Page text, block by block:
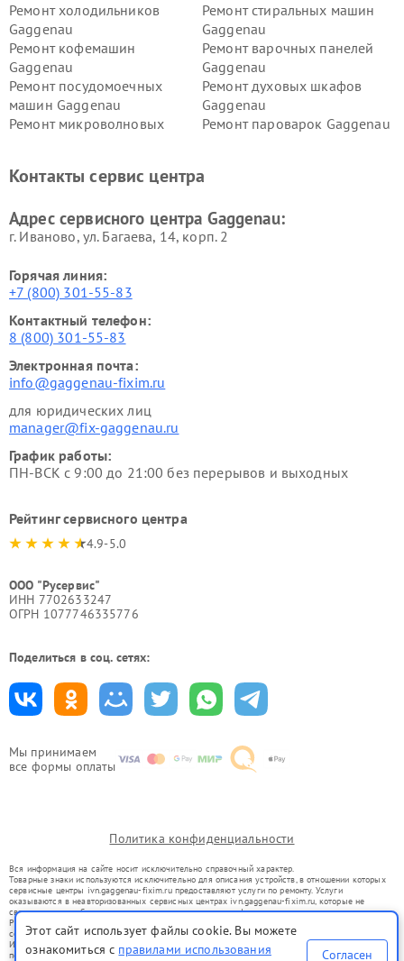
Мы принимаем
все формы оплаты
Ремонт холодильников
Gaggenau
Ремонт стиральных машин
Gaggenau
Ремонт кофемашин
Gaggenau
Ремонт варочных панелей
Gaggenau
Ремонт посудомоечных
машин Gaggenau
Ремонт духовых шкафов
Gaggenau
Ремонт микроволновых
Ремонт пароварок Gaggenau
Контакты сервис центра
Адрес сервисного центра Gaggenau:
г. Иваново, ул. Багаева, 14, корп. 2
Горячая линия:
+7 (800) 301-55-83
Контактный телефон:
8 (800) 301-55-83
Электронная почта:
info@gaggenau-fixim.ru
для юридических лиц
manager@fix-gaggenau.ru
График работы:
ПН-ВСК с 9:00 до 21:00 без перерывов и выходных
Рейтинг сервисного центра
4.9-5.0
ООО "Русервис"
ИНН 7702633247
ОГРН 1077746335776
Поделиться в соц. сетях:
Политика конфиденциальности
Вся информация на сайте носит исключительно справочный характер.
Товарные знаки используются исключительно для описания устройств, в отношении которых
сервисные центры ivn.gaggenau-fixim.ru предоставляют услуги по ремонту. Услуги
оказываются в неавторизованных сервисных центрах ivn.gaggenau-fixim.ru, которые не
связаны с правообладателями товарных знаков или их официальными представителями.
Ремонт осуществляется для устройств, уже введенных в гражданский оборот в соответствии
со статьей 1487 ГК РФ.
Использование товарных знаков не преследует цели индивидуализации услуг или введения
потребителей в заблуждение, а служит для информирования о предоставляемых услугах по
Этот сайт использует файлы cookie. Вы можете
ознакомиться с правилами использования
Согласен